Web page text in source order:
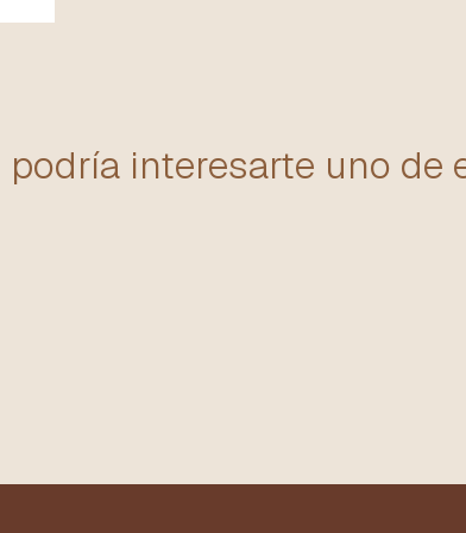
podría interesarte uno de